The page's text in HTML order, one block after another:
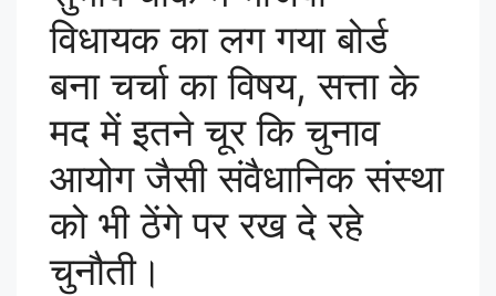
विधायक का लग गया बोर्ड
बना चर्चा का विषय, सत्ता के
मद में इतने चूर कि चुनाव
आयोग जैसी संवैधानिक संस्था
को भी ठेंगे पर रख दे रहे
चुनौती।